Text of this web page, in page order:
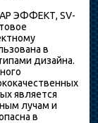
ЭФФЕКТ, SV-
в
дизайна.
является
лучам и
в